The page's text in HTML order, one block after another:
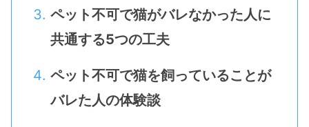
ペット不可で猫がバレなかった人に
共通する5つの工夫
ペット不可で猫を飼っていることが
バレた人の体験談